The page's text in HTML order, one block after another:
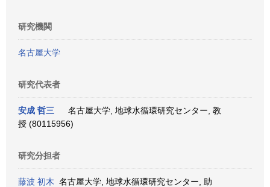
研究機関
名古屋大学
研究代表者
安成 哲三
名古屋大学, 地球水循環研究センター, 教
授 (80115956)
研究分担者
藤波 初木 名古屋大学, 地球水循環研究センター, 助